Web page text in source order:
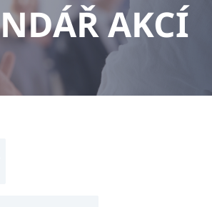
AKCÍ